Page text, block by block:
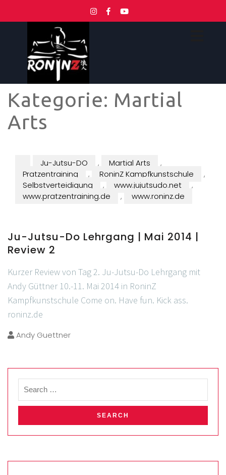
Kategorie: Martial
Arts
Ju-Jutsu-DO , Martial Arts
,
Pratzentraining
, RoninZ Kampfkunstschule
,
Selbstverteidigung
, www.jujutsudo.net
,
www.pratzentraining.de
, www.roninz.de
Ju-Jutsu-Do Lehrgang | Mai 2014 |
Review 2
Kurzer Review von Tag 2. Ju-Jutsu-Do Lehrgang mit
Andy Güttner 10.-11. Mai 2014 in RoninZ
Kampfkunstschule Come on. Have fun. Kick ass.
roninz.de
Andy Guettner